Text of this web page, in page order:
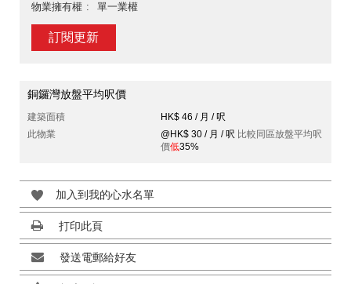
物業擁有權
單一業權
訂閱更新
銅鑼灣放盤平均呎價
建築面積
HK$ 46 / 月 / 呎
此物業
@HK$ 30 / 月 / 呎 比較同區放盤平均呎
價低35%
加入到我的心水名單
打印此頁
發送電郵給好友